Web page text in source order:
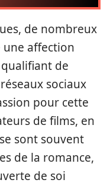
de nombreux
affection
de
sociaux
pour cette
de films, en
sont souvent
de la romance,
de soi